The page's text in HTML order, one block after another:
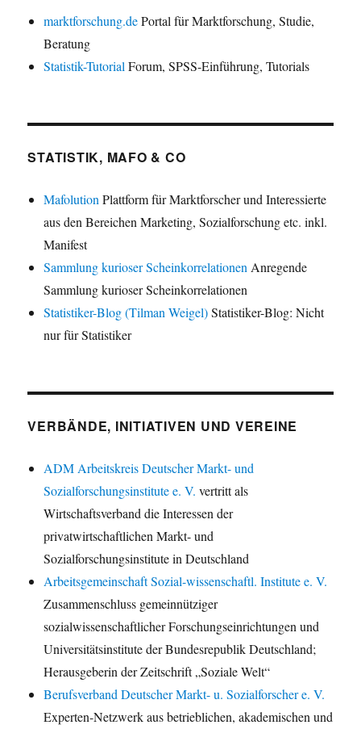
marktforschung.dePortal für Marktforschung, Studie,
Beratung
Statistik-Tutorial Forum, SPSS-Einführung, Tutorials
STATISTIK, MAFO & CO
Mafolution Plattform für Marktforscher und Interessierte
aus den Bereichen Marketing, Sozialforschung etc. inkl.
Manifest
Sammlung kurioser Scheinkorrelationen Anregende
Sammlung kurioser Scheinkorrelationen
Statistiker-Blog (Tilman Weigel)Statistiker-Blog: Nicht
nur für Statistiker
VERBÄNDE, INITIATIVEN UND VEREINE
ADM Arbeitskreis Deutscher Markt- und
Sozialforschungsinstitute e. V. vertritt als
Wirtschaftsverband die Interessen der
privatwirtschaftlichen Markt- und
Sozialforschungsinstitute in Deutschland
Arbeitsgemeinschaft Sozial-wissenschaftl. Institute e. V.
Zusammenschluss gemeinnütziger
sozialwissenschaftlicher Forschungseinrichtungen und
Universitätsinstitute der Bundesrepublik Deutschland;
Herausgeberin der Zeitschrift „Soziale Welt“
Berufsverband Deutscher Markt- u. Sozialforscher e. V.
Experten-Netzwerk aus betrieblichen, akademischen und